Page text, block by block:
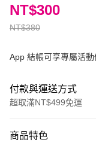
NT$380
NT$300
App 結帳可享專屬活動
付款與運送方式
超取滿NT$499免運
信用卡一次付款
商品特色